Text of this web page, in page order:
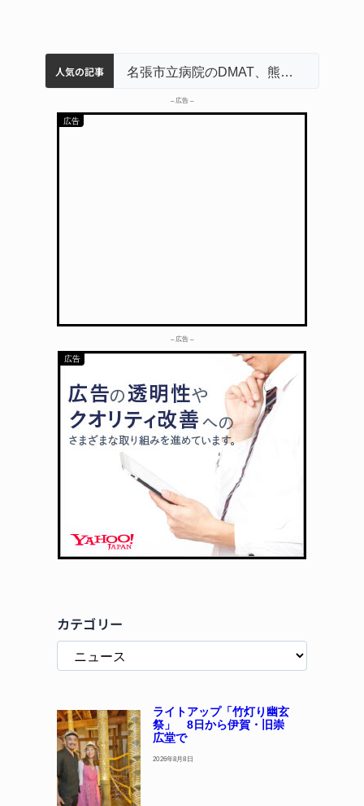
人気の記事
名張市水道料金47％値上げへ 答申案、審議会で大筋まとまる
器物損壊容疑で83歳女逮捕 伊賀署
中学校の陶壁モニュメント 地元建設会社がボランティアで清掃 伊賀 名張市立病院のDMAT、熊本地震の被災地へ 能登以来3回目の派遣
– 広告 –
– 広告 –
カテゴリー
ライトアップ「竹灯り幽玄
祭」 8日から伊賀・旧崇
広堂で
2026年8月8日